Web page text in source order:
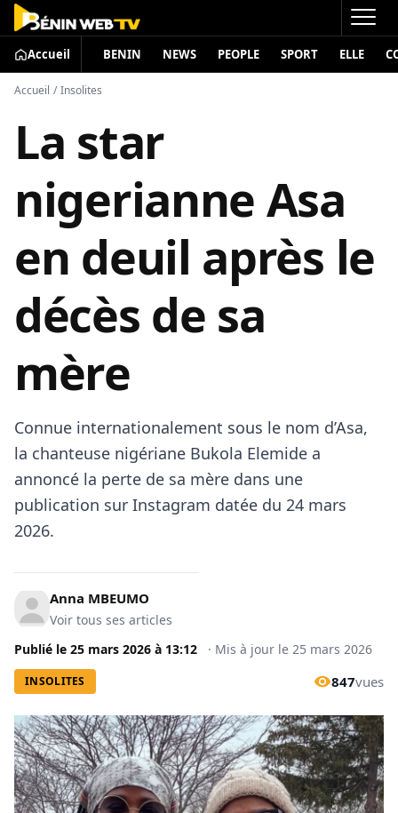
Accueil BENIN NEWS PEOPLE SPORT ELLE
Accueil / Insolites
La star
nigerianne Asa
en deuil après le
décès de sa
mère
Connue internationalement sous le nom d’Asa,
la chanteuse nigériane Bukola Elemide a
annoncé la perte de sa mère dans une
publication sur Instagram datée du 24 mars
2026.
Anna MBEUMO
Voir tous ses articles
Publié le 25 mars 2026 à 13:12 · Mis à jour le 25 mars 2026
INSOLITES 847vues